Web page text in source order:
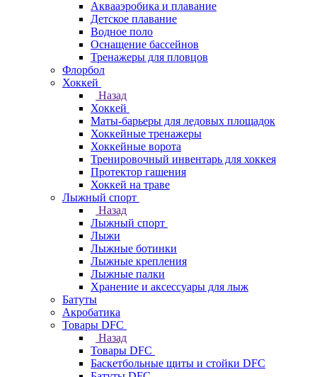
Аквааэробика и плавание
Детское плавание
Водное поло
Оснащение бассейнов
Тренажеры для пловцов
Флорбол
Хоккей
Назад
Хоккей
Маты-барьеры для ледовых площадок
Хоккейные тренажеры
Хоккейные ворота
Тренировочный инвентарь для хоккея
Протектор гашения
Хоккей на траве
Лыжный спорт
Назад
Лыжный спорт
Лыжи
Лыжные ботинки
Лыжные крепления
Лыжные палки
Хранение и аксессуары для лыж
Батуты
Акробатика
Товары DFC
Назад
Товары DFC
Баскетбольные щиты и стойки DFC